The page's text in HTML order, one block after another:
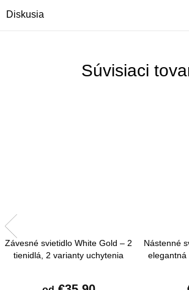
Diskusia
Súvisiaci
Závesné svietidlo White Gold – 2
tienidlá, 2 varianty uchytenia
Nástenné
elegantná